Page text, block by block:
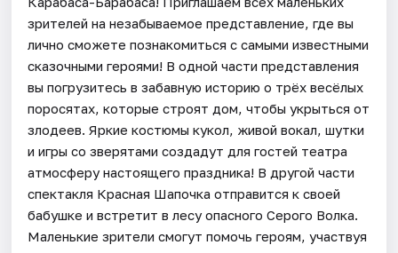
зрителей на незабываемое представление, где вы
лично сможете познакомиться с самыми известными
сказочными героями! В одной части представления
вы погрузитесь в забавную историю о трёх весёлых
поросятах, которые строят дом, чтобы укрыться от
злодеев. Яркие костюмы кукол, живой вокал, шутки
и игры со зверятами создадут для гостей театра
атмосферу настоящего праздника! В другой части
спектакля Красная Шапочка отправится к своей
бабушке и встретит в лесу опасного Серого Волка.
Маленькие зрители смогут помочь героям, участвуя